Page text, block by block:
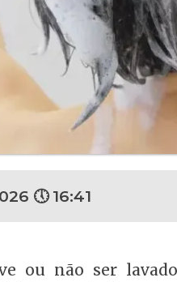
🕔 16:41
ou não ser